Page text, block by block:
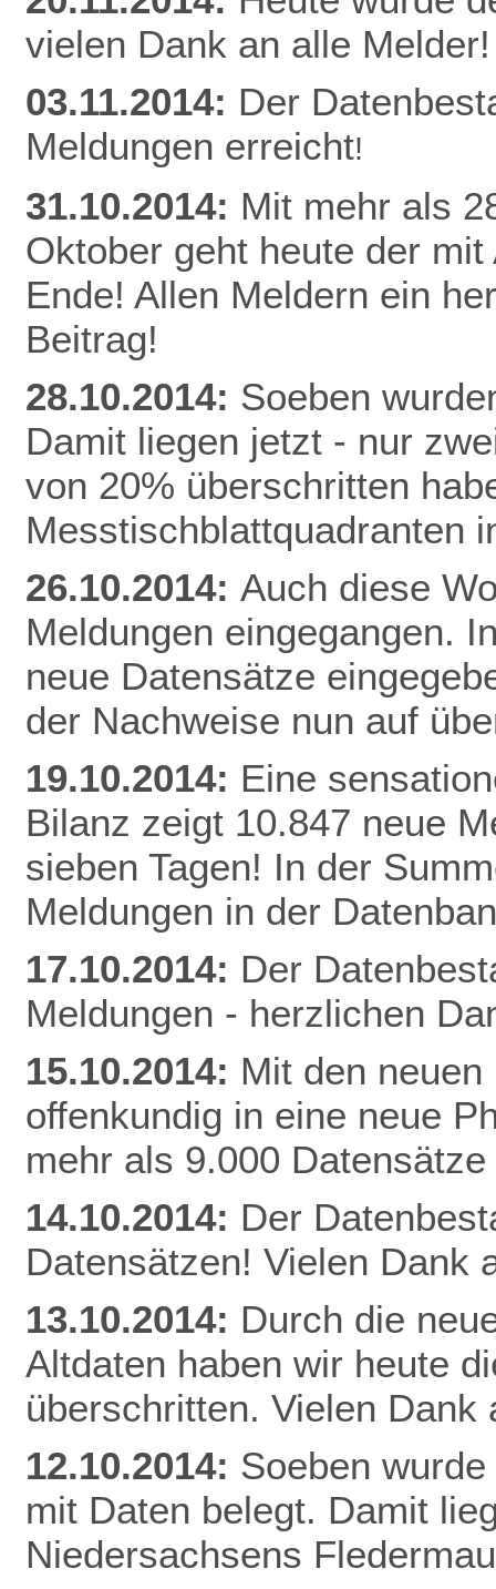
vielen Dank an alle Melder!
03.11.2014: Der
Meldungen erreicht!
31.10.2014: Mit mehr als
Oktober geht heute der
Ende! Allen Meldern ein
Beitrag!
28.10.2014: Soeben
Damit liegen jetzt - nur
von 20% überschritten
Messtischblattquadranten
26.10.2014: Auch diese
Meldungen eingegangen.
neue Datensätze
der Nachweise nun auf
19.10.2014: Eine
Bilanz zeigt 10.847 neue
sieben Tagen! In der
Meldungen in der
17.10.2014: Der
Meldungen - herzlichen
15.10.2014: Mit den
offenkundig in eine neue
mehr als 9.000
14.10.2014: Der
Datensätzen! Vielen Dank
13.10.2014: Durch die
Altdaten haben wir heute
überschritten. Vielen Dank
12.10.2014: Soeben
mit Daten belegt. Damit
Niedersachsens